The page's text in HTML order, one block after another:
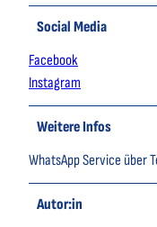
Social Media
Facebook
Instagram
Weitere Infos
WhatsApp Service über
Autor:in